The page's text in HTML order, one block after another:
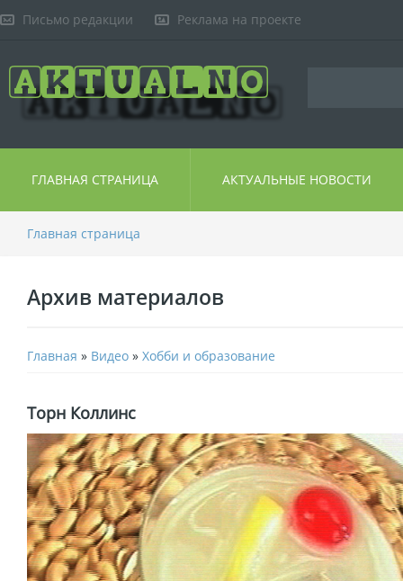
Письмо редакции Реклама на проекте
ГЛАВНАЯ СТРАНИЦА АКТУАЛЬНЫЕ НОВОСТИ
Главная страница
Архив материалов
Главная » Видео » Хобби и образование
Торн Коллинс